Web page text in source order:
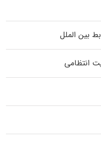
بین الملل
انتظامی